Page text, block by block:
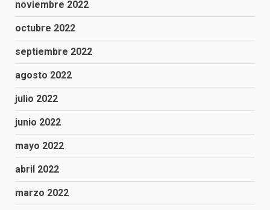
noviembre 2022
octubre 2022
septiembre 2022
agosto 2022
julio 2022
junio 2022
mayo 2022
abril 2022
marzo 2022